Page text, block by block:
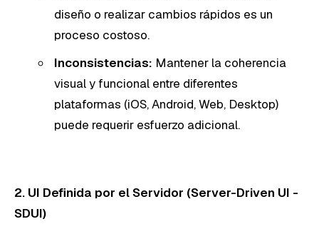
diseño o realizar cambios rápidos es un
proceso costoso.
Inconsistencias: Mantener la coherencia
visual y funcional entre diferentes
plataformas (iOS, Android, Web, Desktop)
puede requerir esfuerzo adicional.
2. UI Definida por el Servidor (Server-Driven UI -
SDUI)